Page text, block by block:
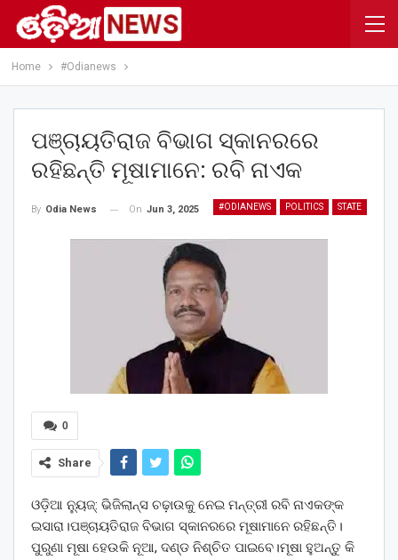
Home #Odianews
ପଞ୍ଚାୟତିରାଜ ବିଭାଗ ସ୍କାନରରେ
ରହିଛନ୍ତି ମୂଷାମାନେ: ରବି ନାଏକ
#ODIANEWS POLITICS STATE
By Odia News On Jun 3, 2025
0
Share
ଓଡ଼ିଆ ନ୍ୟୁଜ୍: ଭିଜିଲାନ୍ସ ଚଢ଼ାଉକୁ ନେଇ ମନ୍ତ୍ରୀ ରବି ନାଏକଙ୍କ
ଇସାରା।ପଞ୍ଚାୟତିରାଜ ବିଭାଗ ସ୍କାନରରେ ମୂଷାମାନେ ରହିଛନ୍ତି।
ପୁରୁଣା ମୂଷା ହେଉକି ନୂଆ, ଦଣ୍ଡ ନିଶ୍ଚିତ ପାଇବେ।ମୂଷା ହୁଅନ୍ତୁ କି